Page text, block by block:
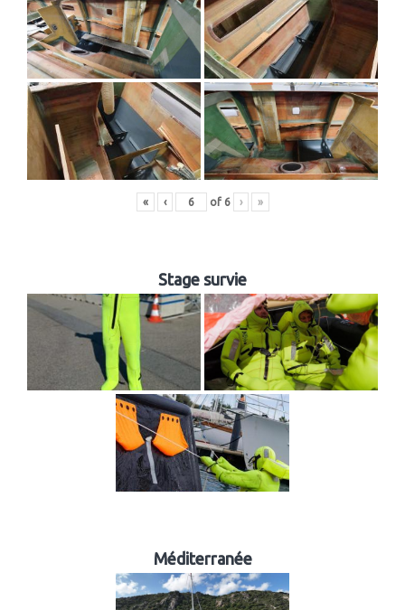
« ‹ of 6 › »
Stage survie
Méditerranée